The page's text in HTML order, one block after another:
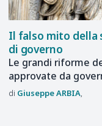
Il falso mito della
di governo
Le grandi riforme
approvate da
GiuseppeARBIA